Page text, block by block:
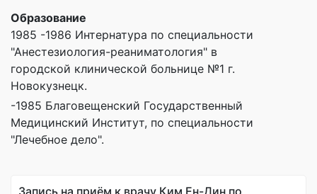
Образование
1985 -1986 Интернатура по специальности
"Анестезиология-реаниматология" в
городской клинической больнице №1 г.
Новокузнецк.
-1985 Благовещенский Государственный
Медицинский Институт, по специальности
"Лечебное дело".
Запись на приём к врачу Ким Ен-Дин по